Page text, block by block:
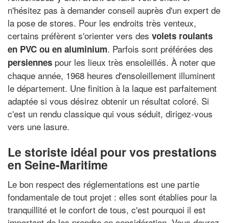
n'hésitez pas à demander conseil auprès d'un expert de
la pose de stores. Pour les endroits très venteux,
certains préfèrent s'orienter vers des volets roulants
en PVC ou en aluminium. Parfois sont préférées des
persiennes pour les lieux très ensoleillés. À noter que
chaque année, 1968 heures d'ensoleillement illuminent
le département. Une finition à la laque est parfaitement
adaptée si vous désirez obtenir un résultat coloré. Si
c'est un rendu classique qui vous séduit, dirigez-vous
vers une lasure.
Le storiste idéal pour vos prestations
en Seine-Maritime
Le bon respect des réglementations est une partie
fondamentale de tout projet : elles sont établies pour la
tranquillité et le confort de tous, c'est pourquoi il est